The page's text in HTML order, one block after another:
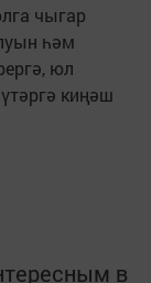
чыгар
һәм
юл
киңәш
в